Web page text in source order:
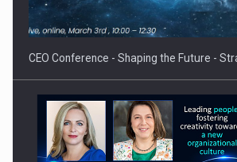
Proteinmaxxing and the Future of Protein
CEO Conference - Shaping the Future -